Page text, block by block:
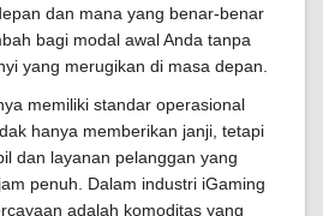
dan mana yang benar-benar
bagi modal awal Anda tanpa
yang merugikan di masa depan.
memiliki standar operasional
hanya memberikan janji, tetapi
dan layanan pelanggan yang
penuh. Dalam industri iGaming
adalah komoditas yang